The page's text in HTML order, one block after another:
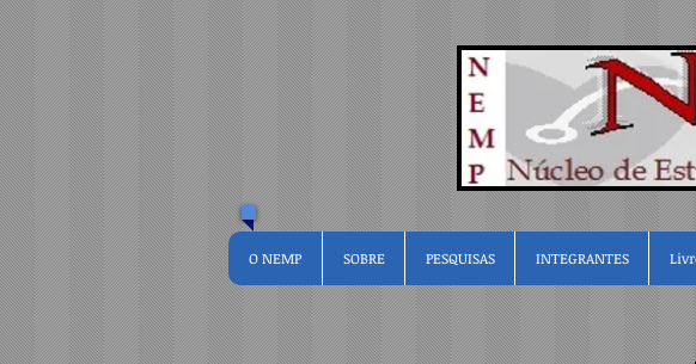
O NEMP SOBRE PESQUISAS INTEGRANTES